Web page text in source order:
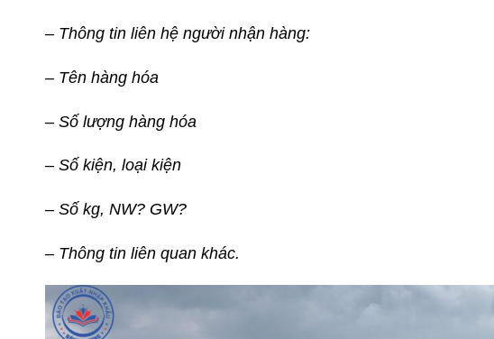
– Thông tin liên hệ người nhận hàng:
– Tên hàng hóa
– Số lượng hàng hóa
– Số kiện, loại kiện
– Số kg, NW? GW?
– Thông tin liên quan khác.